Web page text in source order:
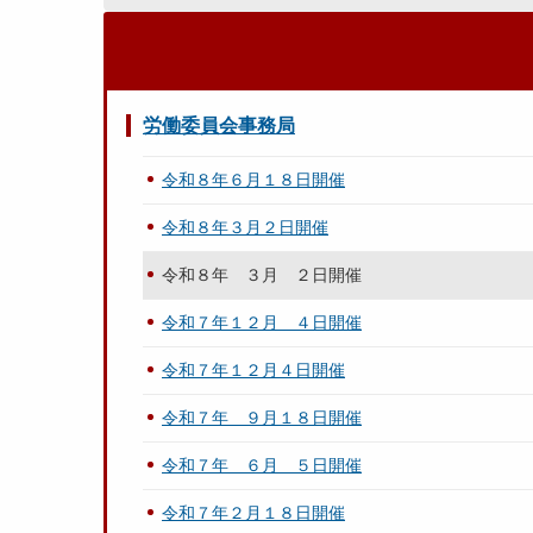
労働委員会事務局
令和８年６月１８日開催
令和８年３月２日開催
令和８年 ３月 ２日開催
令和７年１２月 ４日開催
令和７年１２月４日開催
令和７年 ９月１８日開催
令和７年 ６月 ５日開催
令和７年２月１８日開催